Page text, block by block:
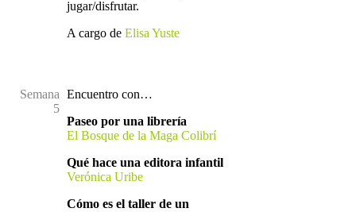
jugar/disfrutar.
A cargo de Elisa Yuste
Semana
5
Encuentro con…
Paseo por una librería
El Bosque de la Maga Colibrí
Qué hace una editora infantil
Verónica Uribe
Cómo es el taller de un